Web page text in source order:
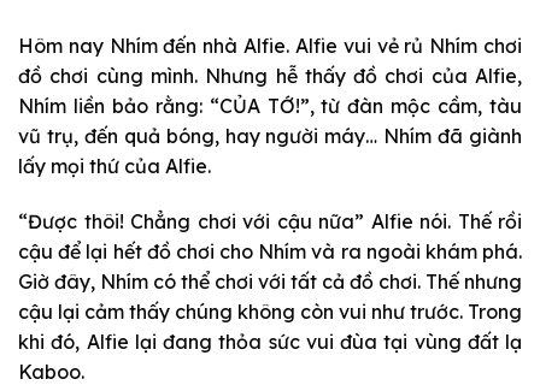
Hôm nay Nhím đến nhà Alfie. Alfie vui vẻ rủ Nhím chơi
đồ chơi cùng mình. Nhưng hễ thấy đồ chơi của Alfie,
Nhím liền bảo rằng: “CỦA TỚ!”, từ đàn mộc cầm, tàu
vũ trụ, đến quả bóng, hay người máy… Nhím đã giành
lấy mọi thứ của Alfie.
“Được thôi! Chẳng chơi với cậu nữa” Alfie nói. Thế rồi
cậu để lại hết đồ chơi cho Nhím và ra ngoài khám phá.
Giờ đây, Nhím có thể chơi với tất cả đồ chơi. Thế nhưng
cậu lại cảm thấy chúng không còn vui như trước. Trong
khi đó, Alfie lại đang thỏa sức vui đùa tại vùng đất lạ
Kaboo.